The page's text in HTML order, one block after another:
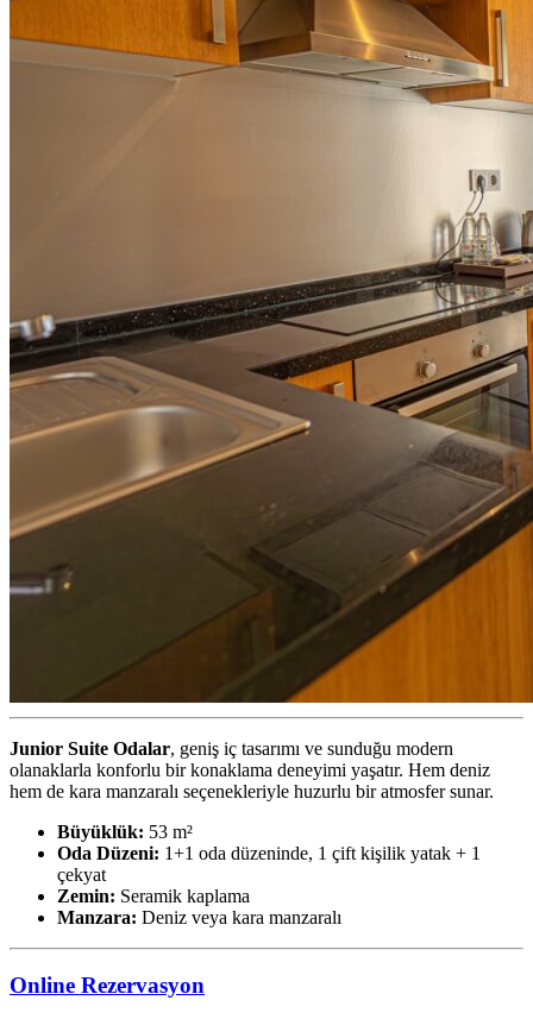
Junior Suite Odalar, geniş iç tasarımı ve sunduğu modern
olanaklarla konforlu bir konaklama deneyimi yaşatır. Hem deniz
hem de kara manzaralı seçenekleriyle huzurlu bir atmosfer sunar.
Büyüklük: 53 m²
Oda Düzeni: 1+1 oda düzeninde, 1 çift kişilik yatak + 1
çekyat
Zemin: Seramik kaplama
Manzara: Deniz veya kara manzaralı
Online Rezervasyon